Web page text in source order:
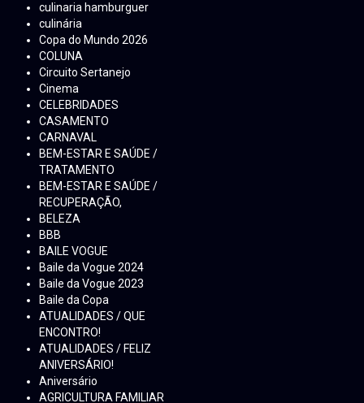
culinaria hamburguer
culinária
Copa do Mundo 2026
COLUNA
Circuito Sertanejo
Cinema
CELEBRIDADES
CASAMENTO
CARNAVAL
BEM-ESTAR E SAÚDE /
TRATAMENTO
BEM-ESTAR E SAÚDE /
RECUPERAÇÃO,
BELEZA
BBB
BAILE VOGUE
Baile da Vogue 2024
Baile da Vogue 2023
Baile da Copa
ATUALIDADES / QUE
ENCONTRO!
ATUALIDADES / FELIZ
ANIVERSÁRIO!
Aniversário
AGRICULTURA FAMILIAR